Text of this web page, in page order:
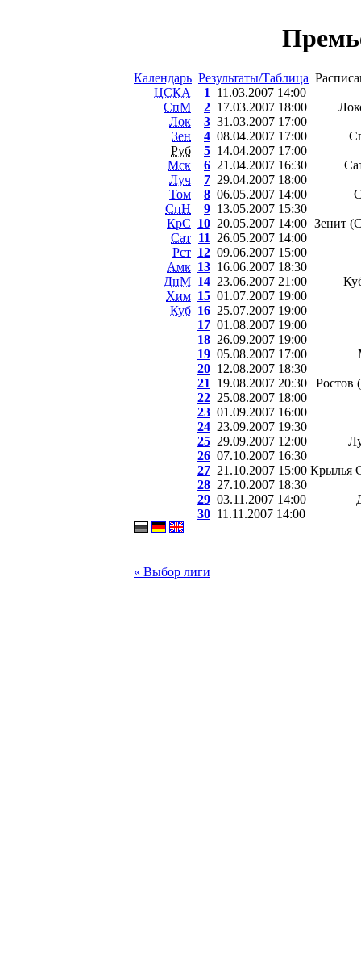
Календарь Результаты/Таблица
ЦСКА
СпМ
Лок
Зен
Руб
Мск
Луч
Том
СпН
КрС
Сат
Рст
Амк
ДнМ
Хим
Куб
1
11.03.2007 14:00
2 17.03.2007 18:00
3 31.03.2007 17:00
4 08.04.2007 17:00
5 14.04.2007 17:00
6 21.04.2007 16:30
7 29.04.2007 18:00
8 06.05.2007 14:00
9 13.05.2007 15:30
10 20.05.2007 14:00 Зенит
11
26.05.2007 14:00
12 09.06.2007 15:00
13 16.06.2007 18:30
14 23.06.2007 21:00
15 01.07.2007 19:00
16 25.07.2007 19:00
17 01.08.2007 19:00
18 26.09.2007 19:00
19 05.08.2007 17:00
20 12.08.2007 18:30
21
19.08.2007 20:30
Ростов
22 25.08.2007 18:00
23 01.09.2007 16:00
24 23.09.2007 19:30
25 29.09.2007 12:00
26 07.10.2007 16:30
27 21.10.2007 15:00 Крылья
28 27.10.2007 18:30
29 03.11.2007 14:00
30 11.11.2007 14:00
« Выбор лиги